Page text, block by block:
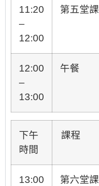
11:20
–
12:00
第五堂課
12:00
–
13:00
午餐
下午
時間
課程
13:00
第六堂課